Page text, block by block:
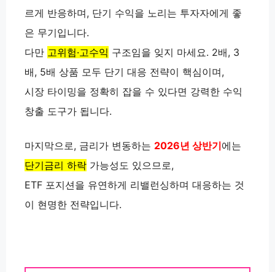
르게 반응하며, 단기 수익을 노리는 투자자에게 좋
은 무기입니다.
다만 고위험·고수익 구조임을 잊지 마세요. 2배, 3
배, 5배 상품 모두 단기 대응 전략이 핵심이며,
시장 타이밍을 정확히 잡을 수 있다면 강력한 수익
창출 도구가 됩니다.
마지막으로, 금리가 변동하는 2026년 상반기에는
단기금리 하락 가능성도 있으므로,
ETF 포지션을 유연하게 리밸런싱하며 대응하는 것
이 현명한 전략입니다.